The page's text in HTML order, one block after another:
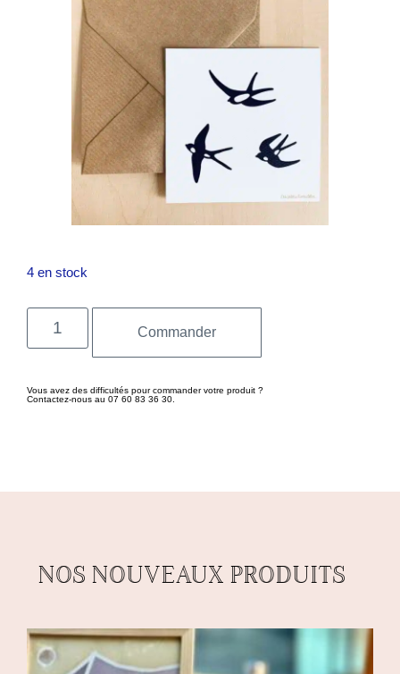
4 en stock
Commander
Vous avez des difficultés pour commander votre produit ?
Contactez-nous au 07 60 83 36 30.
NOS NOUVEAUX PRODUITS